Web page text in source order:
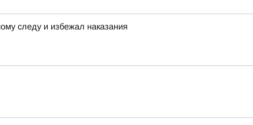
следу и избежал наказания